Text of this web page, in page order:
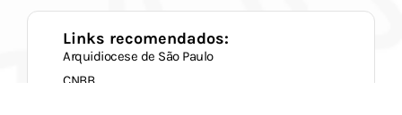
Links recomendados:
Arquidiocese de São Paulo
CNBB